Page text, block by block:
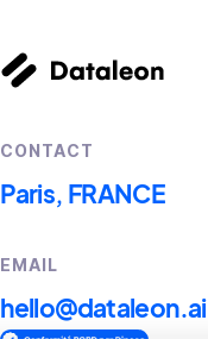
CONTACT
Paris, FRANCE
EMAIL
hello@dataleon.ai